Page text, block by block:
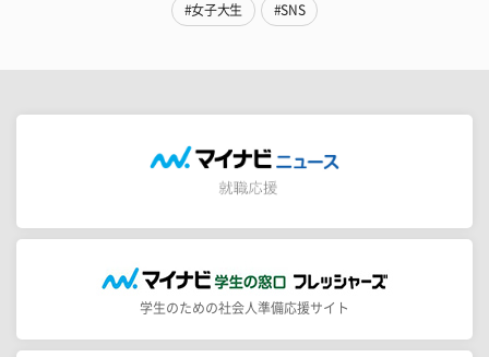
#女子大生 #SNS
学生のための社会人準備応援サイト